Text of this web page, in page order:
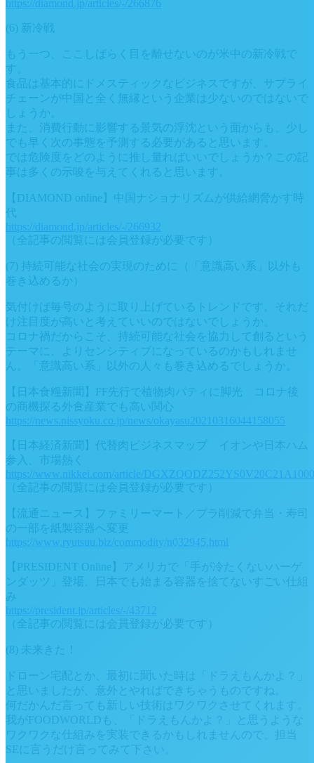
https://diamond.jp/articles/-/266876
(6) 新冷戦
もう一つ、ここしばらく目を離せないのが米中の新冷戦で
す。
食品は基本的にドメスティックなビジネスですが、サプライ
チェーンが中国と全く無縁という企業は少ないのではないで
しょうか。
また、消費行動に影響する景気の浮沈という面からも、少し
でも早く次の事態を予測する必要があると思います。
では危険度をどのように推し量ればいいでしょうか？この記
事は多くの示唆を与えてくれると思います。
【DIAMOND online】中国ナショナリズムが供給網脅かす時
代
https://diamond.jp/articles/-/266932
（全記事の閲覧には会員登録が必要です）
(7) 持続可能な社会の実現のために（「意識高い系」以外も
巻き込めるか）
気付けば毎号のように取り上げているトレンドです。それだ
け注目度が高いと考えていいのではないでしょうか。
コロナ禍だからこそ、持続可能な社会を協力して創るという
テーマに、よりセンシティブになっているのかもしれませ
ん。「意識高い系」以外の人々も巻き込めるでしょうか。
【日本食糧新聞】FF先行で植物肉パティに脚光 コロナ後
の商機探る外食産業でも高い関心
https://news.nissyoku.co.jp/news/okayasu20210316044158055
【日本経済新聞】代替肉ビジネスマップ イオンや日本ハム
参入、市場熱く
https://www.nikkei.com/article/
（全記事の閲覧には会員登録が必要です）
【流通ニュース】ファミリーマート／プラ削減で弁当・寿司
の一部を紙製容器へ変更
https://www.ryutsuu.biz/commodity/n032945.html
【PRESIDENT Online】アメリカで「手が冷たくないハーゲ
ンダッツ」登場、日本でも始まる容器を捨てないすごい仕組
み
https://president.jp/articles/-/43712
（全記事の閲覧には会員登録が必要です）
(8) 未来きた！
ドローン宅配とか、最初に聞いた時は「ドラえもんかよ？」
と思いましたが、意外とやればできちゃうものですね。
何だかんだ言っても新しい技術はワクワクさせてくれます。
我がFOODWORLDも、「ドラえもんかよ？」と思うような
ワクワクな仕組みを実装できるかもしれませんので、担当
SEに言うだけ言ってみて下さい。